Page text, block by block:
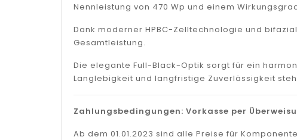
Nennleistung von 470 Wp und einem
Dank moderner HPBC-Zelltechnologie und
Gesamtleistung.
Die elegante Full-Black-Optik sorgt für ein
Langlebigkeit und langfristige Zuverlässigkeit
Zahlungsbedingungen: Vorkasse per
Ab dem 01.01.2023 sind alle Preise für